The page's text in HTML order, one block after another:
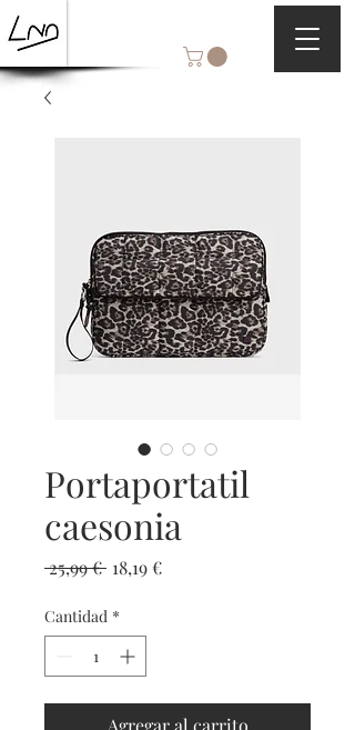
Portaportatil
caesonia
25,99 € Precio
18,19 €Precio de oferta
Cantidad *
Agregar al carrito